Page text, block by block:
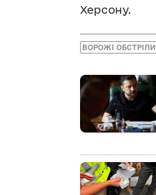
Херсону.
ВОРОЖІ ОБСТРІЛИ